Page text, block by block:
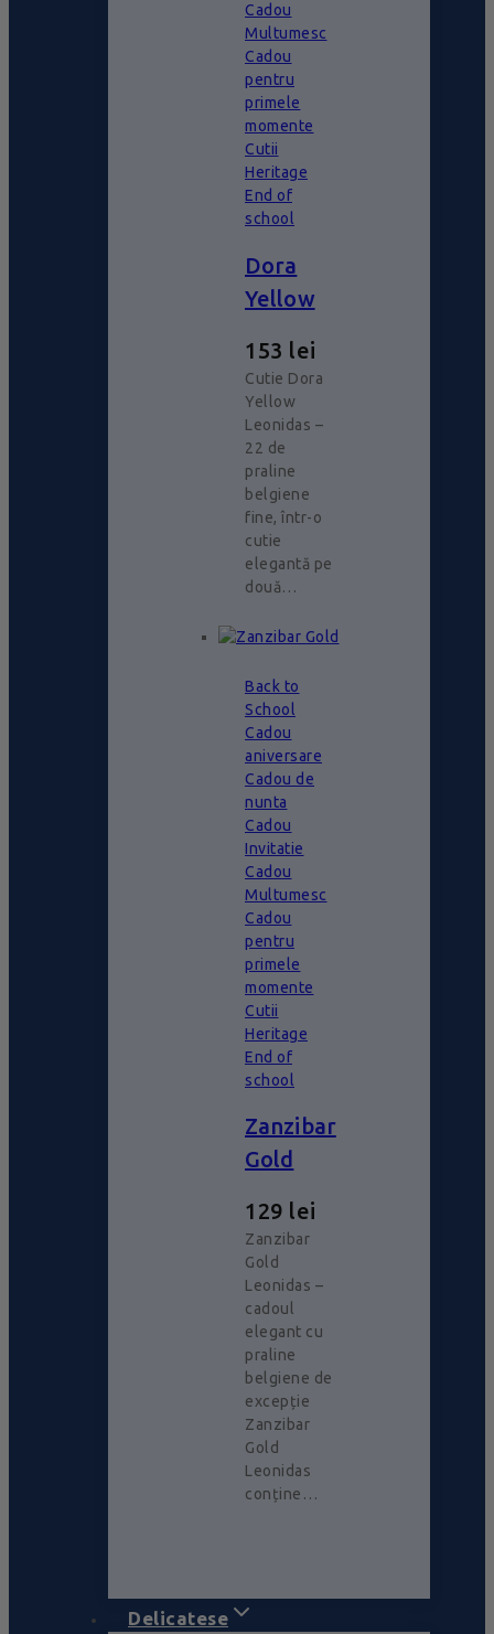
Cadou
Multumesc
Cadou
pentru
primele
momente
Cutii
Heritage
End of
school
Dora
Yellow
153 lei
Cutie Dora
Yellow
Leonidas –
22 de
praline
belgiene
fine, într-o
cutie
elegantă pe
două…
Back to
School
Cadou
aniversare
Cadou de
nunta
Cadou
Invitatie
Cadou
Multumesc
Cadou
pentru
primele
momente
Cutii
Heritage
End of
school
Zanzibar
Gold
129 lei
Zanzibar
Gold
Leonidas –
cadoul
elegant cu
praline
belgiene de
excepție
Zanzibar
Gold
Leonidas
conține…
Delicatese